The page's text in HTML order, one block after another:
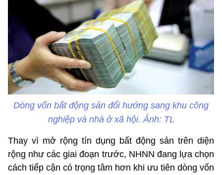
Dòng vốn bất động sản đổi hướng sang khu công
nghiệp và nhà ở xã hội. Ảnh: TL
Thay vì mở rộng tín dụng bất động sản trên diện
rộng như các giai đoạn trước, NHNN đang lựa chọn
cách tiếp cận có trọng tâm hơn khi ưu tiên dòng vốn